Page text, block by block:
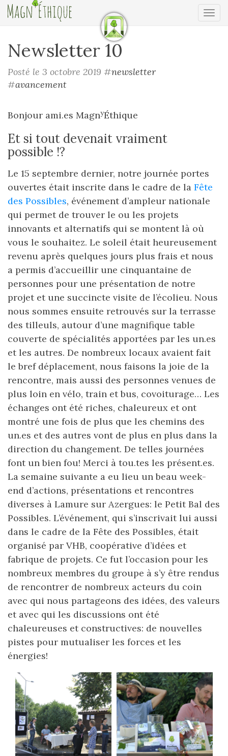
Newsletter 10
Posté le 3 octobre 2019 #newsletter
#avancement
Bonjour ami.es MagnyÉthique
Et si tout devenait vraiment
possible !?
Le 15 septembre dernier, notre journée portes
ouvertes était inscrite dans le cadre de la Fête
des Possibles, événement d’ampleur nationale
qui permet de trouver le ou les projets
innovants et alternatifs qui se montent là où
vous le souhaitez. Le soleil était heureusement
revenu après quelques jours plus frais et nous
a permis d’accueillir une cinquantaine de
personnes pour une présentation de notre
projet et une succincte visite de l’écolieu. Nous
nous sommes ensuite retrouvés sur la terrasse
des tilleuls, autour d’une magnifique table
couverte de spécialités apportées par les un.es
et les autres. De nombreux locaux avaient fait
le bref déplacement, nous faisons la joie de la
rencontre, mais aussi des personnes venues de
plus loin en vélo, train et bus, covoiturage… Les
échanges ont été riches, chaleureux et ont
montré une fois de plus que les chemins des
un.es et des autres vont de plus en plus dans la
direction du changement. De telles journées
font un bien fou! Merci à tou.tes les présent.es.
La semaine suivante a eu lieu un beau week-
end d’actions, présentations et rencontres
diverses à Lamure sur Azergues: le Petit Bal des
Possibles. L’événement, qui s’inscrivait lui aussi
dans le cadre de la Fête des Possibles, était
organisé par VHB, coopérative d’idées et
fabrique de projets. Ce fut l’occasion pour les
nombreux membres du groupe à s’y être rendus
de rencontrer de nombreux acteurs du coin
avec qui nous partageons des idées, des valeurs
et avec qui les discussions ont été
chaleureuses et constructives: de nouvelles
pistes pour mutualiser les forces et les
énergies!